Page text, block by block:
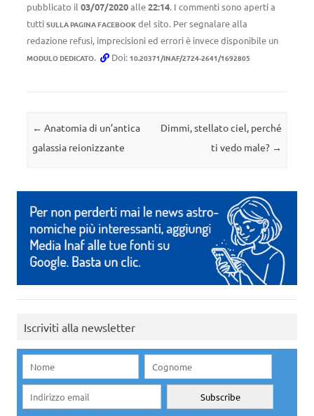
pubblicato il 03/07/2020alle22:14. I commenti sono aperti a
tutti SULLA PAGINA FACEBOOK del sito. Per segnalare alla
redazione refusi, imprecisioni ed errori è invece disponibile un
MODULO DEDICATO. Doi: 10.20371/INAF/2724-2641/1692805
Navigazione articolo
← Anatomia di un’antica
galassia reionizzante
Dimmi, stellato ciel, perché
ti vedo male? →
Iscriviti alla newsletter